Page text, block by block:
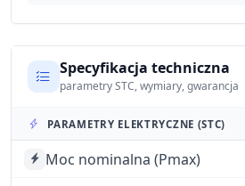
Specyfikacja techniczna
parametry STC, wymiary, gwarancja
PARAMETRY ELEKTRYCZNE (STC)
Moc nominalna (Pmax)